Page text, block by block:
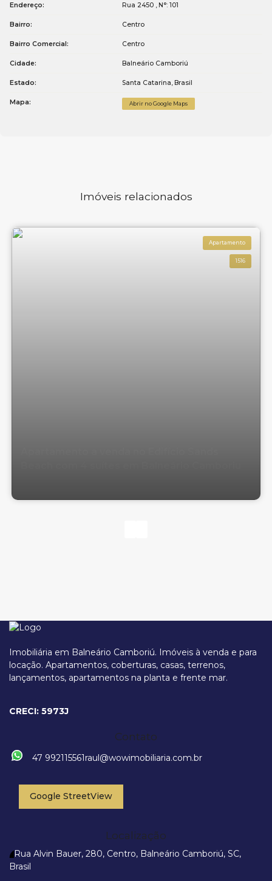
Endereço: Rua 2450 , N°: 101
Bairro: Centro
Bairro Comercial: Centro
Cidade: Balneário Camboriú
Estado: Santa Catarina, Brasil
Mapa: Abrir no Google Maps
Imóveis relacionados
Apartamento
1516
Imobiliária em Balneário Camboriú. Imóveis à venda e para
locação. Apartamentos, coberturas, casas, terrenos,
lançamentos, apartamentos na planta e frente mar.
CRECI: 5973J
Contato
47 992115561raul@wowimobiliaria.com.br
Google StreetView
Localização
Rua Alvin Bauer, 280, Centro, Balneário Camboriú, SC,
Brasil